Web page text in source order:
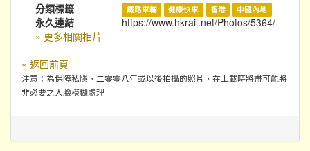
分類標籤
鐵路車輛 健康快車 香港 中國內地
永久連結
https://www.hkrail.net/Photos/5364/
» 更多相關相片
« 返回前頁
注意：為保障私隱，二零零八年或以後拍攝的照片，在上載時將盡可能將
非必要之人臉模糊處理